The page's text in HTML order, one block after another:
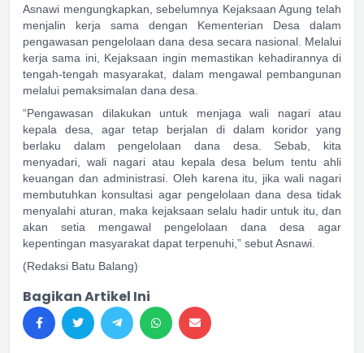
Asnawi mengungkapkan, sebelumnya Kejaksaan Agung telah
menjalin kerja sama dengan Kementerian Desa dalam
pengawasan pengelolaan dana desa secara nasional. Melalui
kerja sama ini, Kejaksaan ingin memastikan kehadirannya di
tengah-tengah masyarakat, dalam mengawal pembangunan
melalui pemaksimalan dana desa.
“Pengawasan dilakukan untuk menjaga wali nagari atau
kepala desa, agar tetap berjalan di dalam koridor yang
berlaku dalam pengelolaan dana desa. Sebab, kita
menyadari, wali nagari atau kepala desa belum tentu ahli
keuangan dan administrasi. Oleh karena itu, jika wali nagari
membutuhkan konsultasi agar pengelolaan dana desa tidak
menyalahi aturan, maka kejaksaan selalu hadir untuk itu, dan
akan setia mengawal pengelolaan dana desa agar
kepentingan masyarakat dapat terpenuhi,” sebut Asnawi.
(Redaksi Batu Balang)
Bagikan Artikel Ini